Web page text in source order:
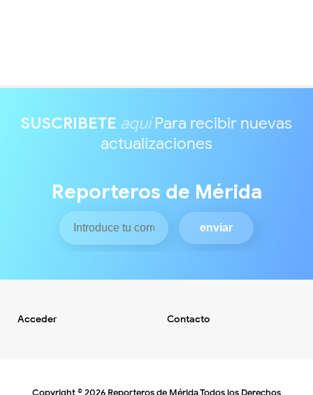
SUSCRIBETE aquíPara recibir nuevas
actualizaciones
Reporteros de Mérida
Acceder Contacto
Copyright ©2026 Reporteros de MéridaTodos los Derechos